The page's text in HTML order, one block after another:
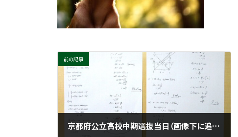
前の記事
京都府公立高校中期選抜当日（画像下に追記あり） ＠城陽市寺田にある個別指導塾 勉楽個別 寺田小・寺田西小・寺田南小・今池小・富野小・深谷小・久世小・久津川小・古川小・城陽中・西城陽中・東城陽・北城陽中・南城陽中・南陽高・城南菱創高・莵道高・久御山高・城陽高